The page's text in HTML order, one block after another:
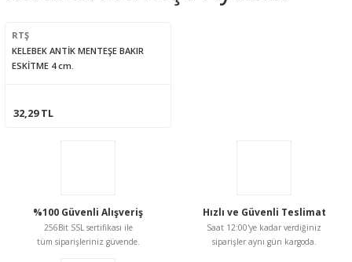
RTŞ
KELEBEK ANTİK MENTEŞE BAKIR
ESKİTME 4 cm.
32,29 TL
%100 Güvenli Alışveriş
256Bit SSL sertifikası ile
tüm siparişleriniz güvende.
Hızlı ve Güvenli Teslimat
Saat 12:00'ye kadar verdiğiniz
siparişler aynı gün kargoda.